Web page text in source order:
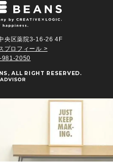
央区薬院3-16-26 4F
プロフィール >
981-2050
, ALL RIGHT RESERVED.